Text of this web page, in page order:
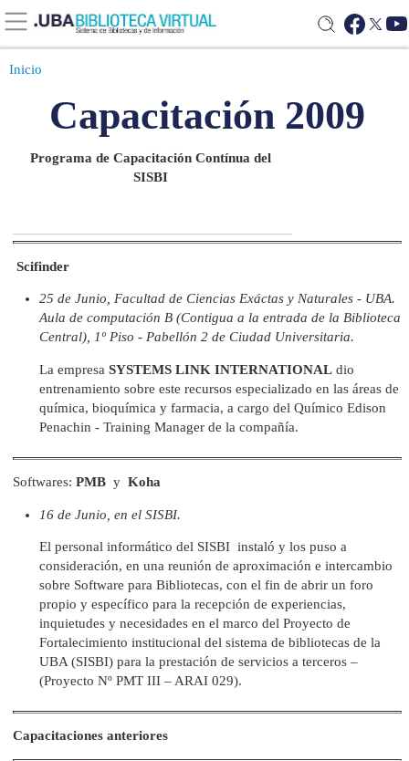
Inicio
Capacitación 2009
Programa de Capacitación Contínua del
SISBI
Scifinder
25 de Junio, Facultad de Ciencias Exáctas y Naturales - UBA.
Aula de computación B (Contigua a la entrada de la Biblioteca
Central), 1º Piso - Pabellón 2 de Ciudad Universitaria.
La empresa SYSTEMS LINK INTERNATIONAL dio
entrenamiento sobre este recursos especializado en las áreas de
química, bioquímica y farmacia, a cargo del Químico Edison
Penachin - Training Manager de la compañía.
Softwares: PMB y Koha
16 de Junio, en el SISBI.
El personal informático del SISBI instaló y los puso a
consideración, en una reunión de aproximación e intercambio
sobre Software para Bibliotecas, con el fin de abrir un foro
propio y específico para la recepción de experiencias,
inquietudes y necesidades en el marco del Proyecto de
Fortalecimiento institucional del sistema de bibliotecas de la
UBA (SISBI) para la prestación de servicios a terceros –
(Proyecto Nº PMT III – ARAI 029).
Capacitaciones anteriores